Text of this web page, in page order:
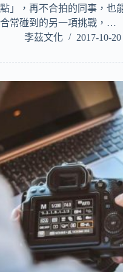
點」，再不合拍的同事，也
合常碰到的另一項挑戰，…
李茲文化
2017-10-20